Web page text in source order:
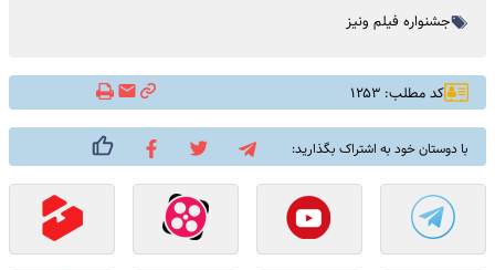
جشنواره فیلم ونیز
کد مطلب: ۱۲۵۳
با دوستان خود به اشتراک بگذارید: